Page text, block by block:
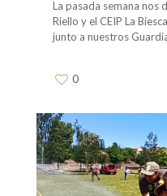
La pasada semana nos
Riello y el CEIP La
junto a nuestros
0